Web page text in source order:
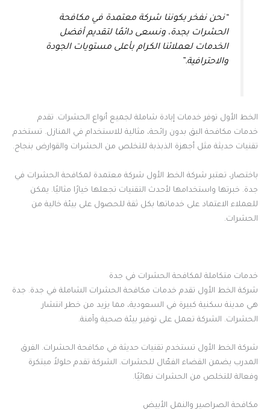
“نحن نفخر بكوننا شركة معتمدة في مكافحة
الحشرات بجدة، ونسعى دائمًا لتقديم أفضل
الخدمات لعملائنا الكرام بأعلى مستويات الجودة
والاحترافية.”
الخط الأول توفر خدمات إبادة شاملة لجميع أنواع الحشرات. تقدم
خدمات مكافحة البق بدون رائحة، مثالية للاستخدام في المنازل. تستخدم
تقنيات حديثة مثل أجهزة الذبذبة للتخلص من الحشرات والقوارض بنجاح.
باختصار، تعتبر شركة الخط الأول شركة معتمدة لمكافحة الحشرات في
جدة. خبرتها واستخدامها لأحدث التقنيات تجعلها خيارًا مثاليًا. يمكن
للعملاء الاعتماد على خدماتها بكل ثقة للحصول على بيئة خالية من
الحشرات.
خدمات متكاملة لمكافحة الحشرات في جدة
شركة الخط الأول تقدم خدمات مكافحة الحشرات الشاملة في جدة. جدة
هي مدينة سكنية كبيرة في السعودية، مما يزيد من خطر انتشار
الحشرات. الشركة تعمل على توفير بيئة صحية وآمنة.
شركة الخط الأول تستخدم تقنيات حديثة في مكافحة الحشرات. الفرق
المدرب يضمن القضاء الفعّال للحشرات. الشركة تقدم حلولاً مبتكرة
وفعالة للتخلص من الحشرات نهائيًا.
مكافحة الصراصير والنمل الأبيض